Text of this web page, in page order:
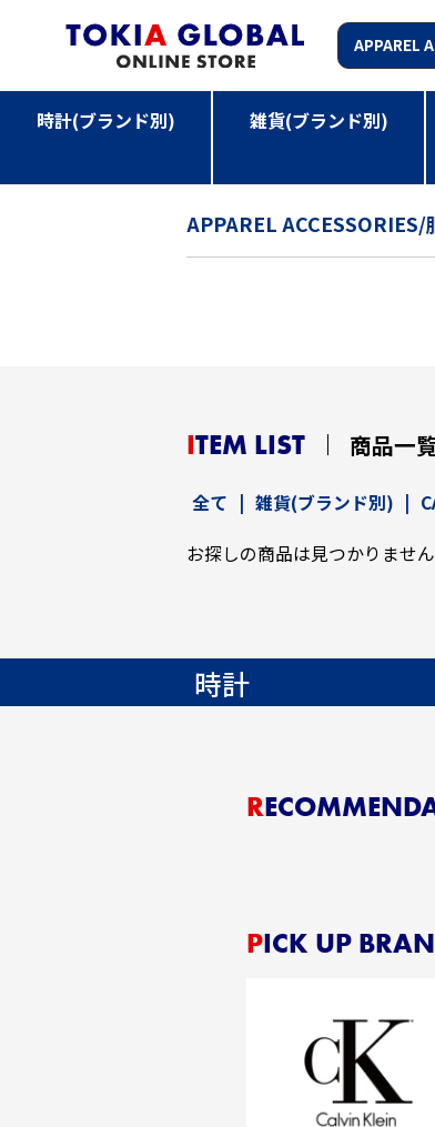
時計(ブランド別) 雑貨(ブランド別)
APPAREL
ITEM LIST 商品一
全て | 雑貨(ブランド別) |
お探しの商品は見つかりませ
時計
PICK UP